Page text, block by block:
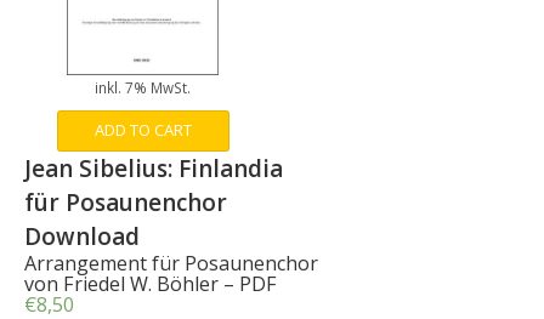
inkl. 7% MwSt.
ADD TO CART
Jean Sibelius: Finlandia
für Posaunenchor
Download
Arrangement für Posaunenchor
von Friedel W. Böhler – PDF
€8,50